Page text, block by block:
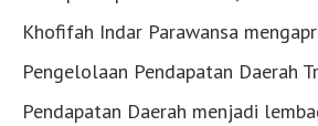
Khofifah Indar Parawansa
Pengelolaan Pendapatan Daerah
Pendapatan Daerah menjadi